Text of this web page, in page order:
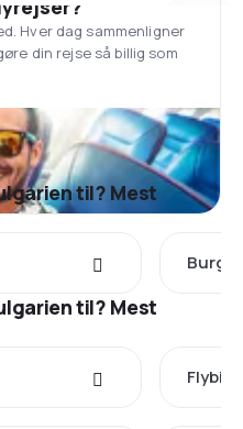
Hver dag sammenligner
din rejse så billig som
til? Mest
til? Mest